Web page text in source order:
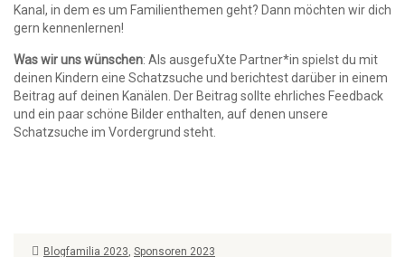
Kanal, in dem es um Familienthemen geht? Dann möchten wir dich
gern kennenlernen!
Was wir uns wünschen: Als ausgefuXte Partner*in spielst du mit
deinen Kindern eine Schatzsuche und berichtest darüber in einem
Beitrag auf deinen Kanälen. Der Beitrag sollte ehrliches Feedback
und ein paar schöne Bilder enthalten, auf denen unsere
Schatzsuche im Vordergrund steht.
Blogfamilia 2023, Sponsoren 2023